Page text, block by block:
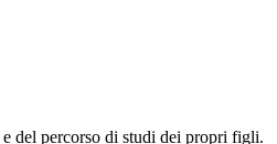
del percorso di studi dei propri figli.